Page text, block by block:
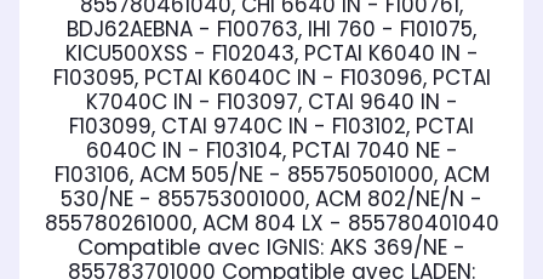
BDJ62AEBNA - F100763, IHI 760 - F101075,
KICU500XSS - F102043, PCTAI K6040 IN -
F103095, PCTAI K6040C IN - F103096, PCTAI
K7040C IN - F103097, CTAI 9640 IN -
F103099, CTAI 9740C IN - F103102, PCTAI
6040C IN - F103104, PCTAI 7040 NE -
F103106, ACM 505/NE - 855750501000, ACM
530/NE - 855753001000, ACM 802/NE/N -
855780261000, ACM 804 LX - 855780401040
Compatible avec IGNIS: AKS 369/NE -
855783701000 Compatible avec LADEN: